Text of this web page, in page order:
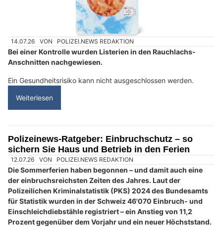
14.07.26 VON POLIZEI.NEWS REDAKTION
Bei einer Kontrolle wurden Listerien in den Rauchlachs-
Anschnitten nachgewiesen.
Ein Gesundheitsrisiko kann nicht ausgeschlossen werden.
Weiterlesen
Polizeinews-Ratgeber: Einbruchschutz – so
sichern Sie Haus und Betrieb in den Ferien
12.07.26 VON POLIZEI.NEWS REDAKTION
Die Sommerferien haben begonnen – und damit auch eine
der einbruchsreichsten Zeiten des Jahres. Laut der
Polizeilichen Kriminalstatistik (PKS) 2024 des Bundesamts
für Statistik wurden in der Schweiz 46'070 Einbruch- und
Einschleichdiebstähle registriert – ein Anstieg von 11,2
Prozent gegenüber dem Vorjahr und ein neuer Höchststand.